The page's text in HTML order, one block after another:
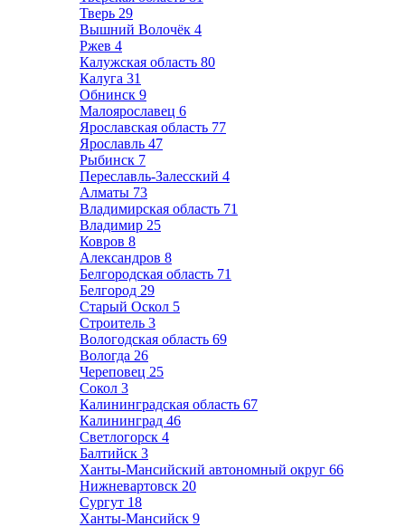
Тверь 29
Вышний Волочёк 4
Ржев 4
Калужская область 80
Калуга 31
Обнинск 9
Малоярославец 6
Ярославская область 77
Ярославль 47
Рыбинск 7
Переславль-Залесский 4
Алматы 73
Владимирская область 71
Владимир 25
Ковров 8
Александров 8
Белгородская область 71
Белгород 29
Старый Оскол 5
Строитель 3
Вологодская область 69
Вологда 26
Череповец 25
Сокол 3
Калининградская область 67
Калининград 46
Светлогорск 4
Балтийск 3
Ханты-Мансийский автономный округ 66
Нижневартовск 20
Сургут 18
Ханты-Мансийск 9